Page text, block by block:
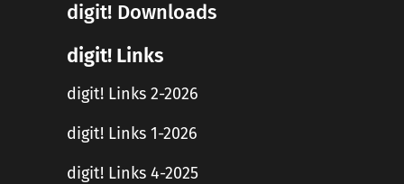
digit! Downloads
digit! Links
digit! Links 2-2026
digit! Links 1-2026
digit! Links 4-2025